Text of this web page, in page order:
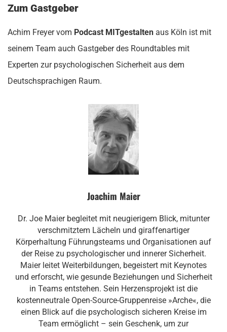
Zum Gastgeber
Achim Freyer vom Podcast MITgestalten aus Köln ist mit
seinem Team auch Gastgeber des Roundtables mit
Experten zur psychologischen Sicherheit aus dem
Deutschsprachigen Raum.
Joachim Maier
Dr. Joe Maier begleitet mit neugierigem Blick, mitunter
verschmitztem Lächeln und giraffenartiger
Körperhaltung Führungsteams und Organisationen auf
der Reise zu psychologischer und innerer Sicherheit.
Maier leitet Weiterbildungen, begeistert mit Keynotes
und erforscht, wie gesunde Beziehungen und Sicherheit
in Teams entstehen. Sein Herzensprojekt ist die
kostenneutrale Open-Source-Gruppenreise »Arche«, die
einen Blick auf die psychologisch sicheren Kreise im
Team ermöglicht – sein Geschenk, um zur